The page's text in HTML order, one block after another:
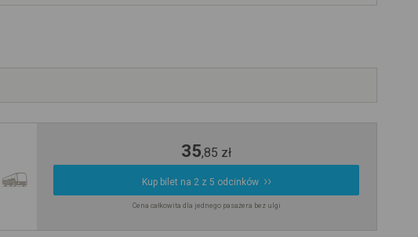
35,85 zł
Kup bilet na 2 z 5 odcinków
Cena całkowita dla jednego pasażera bez ulgi